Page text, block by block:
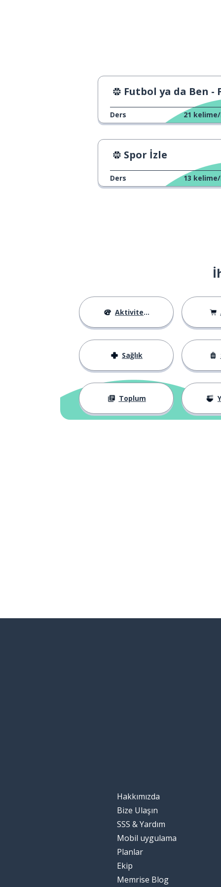
seçmek;
hükümet
işgal etmek;
birinci olmak;
la representación temsil; gösteri;
la primera vez ilk kez
son; final
entender anlamak
el fin de semana hafta sonu
Futbol ya da Ben - Film
Ders 21
Spor İzle
Ders 13
Aktiviteler
Sağlık
Toplum
Hakkımızda
Bize Ulaşın
SSS & Yardım
Mobil uygulama
Planlar
Ekip
Memrise Blog